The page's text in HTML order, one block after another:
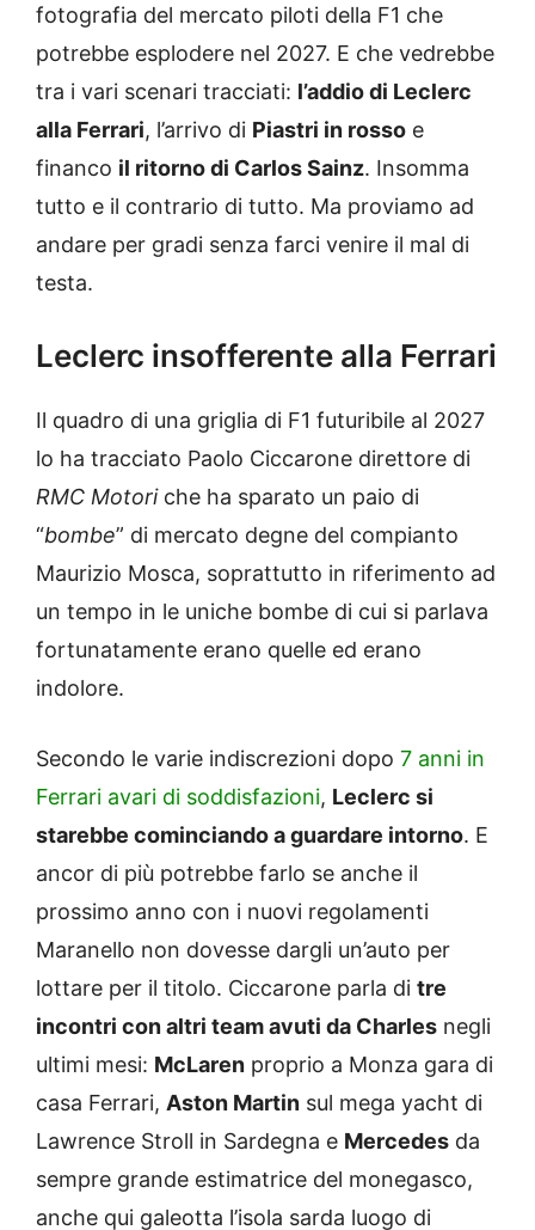
fotografia del mercato piloti della F1 che
potrebbe esplodere nel 2027. E che vedrebbe
tra i vari scenari tracciati: l’addio di Leclerc
alla Ferrari, l’arrivo di Piastri in rosso e
financo il ritorno di Carlos Sainz. Insomma
tutto e il contrario di tutto. Ma proviamo ad
andare per gradi senza farci venire il mal di
testa.
Leclerc insofferente alla Ferrari
Il quadro di una griglia di F1 futuribile al 2027
lo ha tracciato Paolo Ciccarone direttore di
RMC Motoriche ha sparato un paio di
“bombe” di mercato degne del compianto
Maurizio Mosca, soprattutto in riferimento ad
un tempo in le uniche bombe di cui si parlava
fortunatamente erano quelle ed erano
indolore.
Secondo le varie indiscrezioni dopo 7 anni in
Ferrari avari di soddisfazioni, Leclerc si
starebbe cominciando a guardare intorno. E
ancor di più potrebbe farlo se anche il
prossimo anno con i nuovi regolamenti
Maranello non dovesse dargli un’auto per
lottare per il titolo. Ciccarone parla di tre
incontri con altri team avuti da Charles negli
ultimi mesi: McLaren proprio a Monza gara di
casa Ferrari, Aston Martin sul mega yacht di
Lawrence Stroll in Sardegna e Mercedes da
sempre grande estimatrice del monegasco,
anche qui galeotta l’isola sarda luogo di